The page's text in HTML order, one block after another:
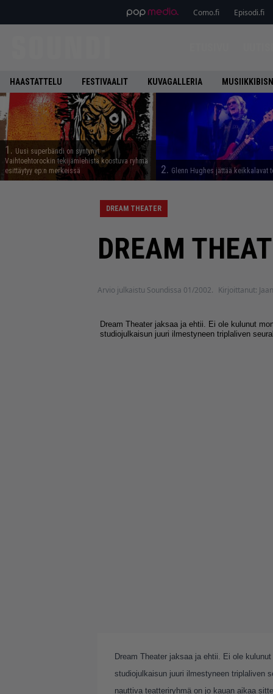
Como.fi Episodi.fi
HAASTATTELU FESTIVAALIT KUVAGALLERIA
1. Uusi superbändi on syntynyt –
Vaihtoehtorockin tekijämiehistä koostuva ryhmä
esittäytyy ep:n merkeissä
2. Glenn Hughes jättää keikkalavat
DREAM THEATER
DREAM
Arvio julkaistu Soundissa 01/2002. Kirjoittanut:
Dream Theater jaksaa ja ehtii. Ei ole kulunut
studiojulkaisun juuri ilmestyneen triplaliven
Dream Theater jaksaa ja ehtii. Ei ole
studiojulkaisun juuri ilmestyneen triplaliven
nauttiva teatteriryhmä on jo kauan aikaa